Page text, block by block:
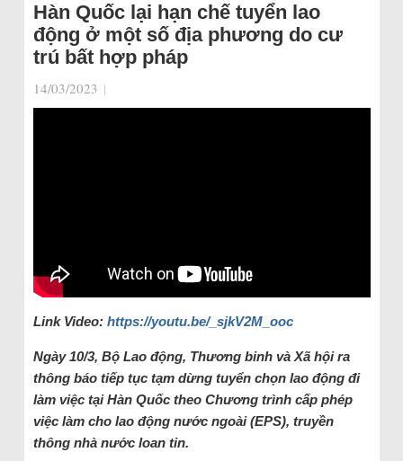
Hàn Quốc lại hạn chế tuyển lao
động ở một số địa phương do cư
trú bất hợp pháp
14/03/2023 |
Link Video: https://youtu.be/_sjkV2M_ooc
Ngày 10/3, Bộ Lao động, Thương binh và Xã hội ra
thông báo tiếp tục tạm dừng tuyển chọn lao động đi
làm việc tại Hàn Quốc theo Chương trình cấp phép
việc làm cho lao động nước ngoài (EPS), truyền
thông nhà nước loan tin.